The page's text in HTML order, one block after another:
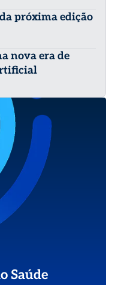
próxima edição
nova era de
Saúde